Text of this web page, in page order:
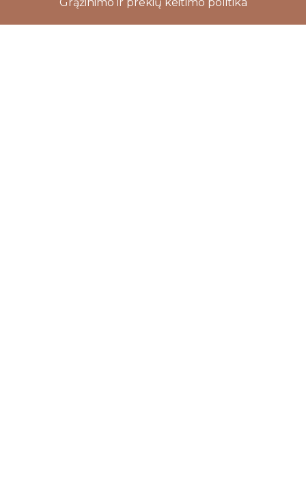
Grąžinimo ir prekių keitimo politika